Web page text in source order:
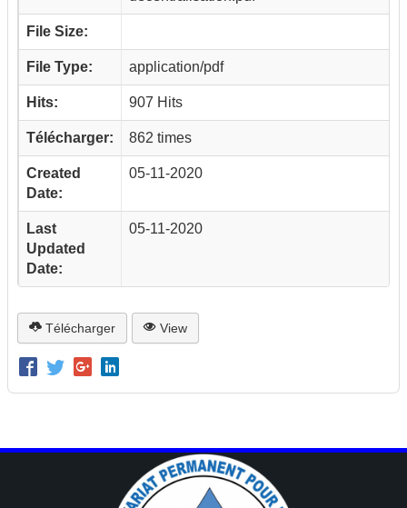
File Size:
File Type: application/pdf
Hits: 907 Hits
Télécharger: 862 times
Created
Date:
05-11-2020
Last
Updated
Date:
05-11-2020
Télécharger View